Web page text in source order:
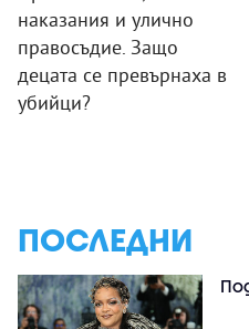
наказания и улично
правосъдие. Защо
децата се превърнаха в
убийци?
ПОСЛЕДНИ